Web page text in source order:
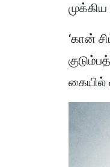
‘கான்
கையில்